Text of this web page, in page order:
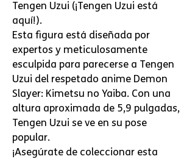
Tengen Uzui (¡Tengen Uzui está
aquí!).
Esta figura está diseñada por
expertos y meticulosamente
esculpida para parecerse a Tengen
Uzui del respetado anime Demon
Slayer: Kimetsu no Yaiba. Con una
altura aproximada de 5,9 pulgadas,
Tengen Uzui se ve en su pose
popular.
¡Asegúrate de coleccionar esta